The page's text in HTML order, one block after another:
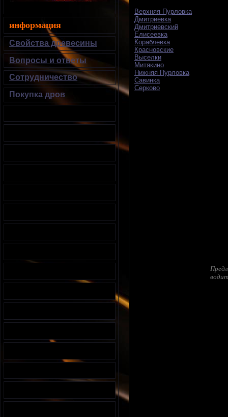
Верхняя Пурловка
Дмитриевка
Дмитриевский
Елисеевка
Кораблевка
Красновские
Выселки
Митякино
Нижняя Пурловка
Савинка
Серково
информация
Свойства древесины
Вопросы и ответы
Сотрудничество
Покупка дров